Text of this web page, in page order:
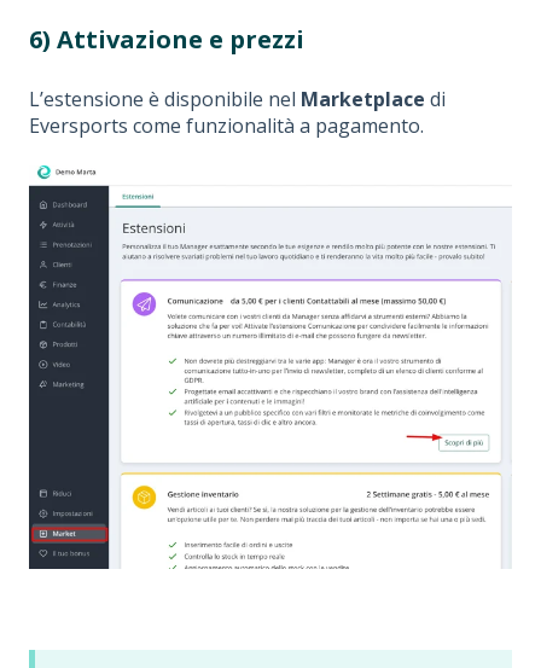
6) Attivazione e prezzi
L’estensione è disponibile nel Marketplace di
Eversports come funzionalità a pagamento.